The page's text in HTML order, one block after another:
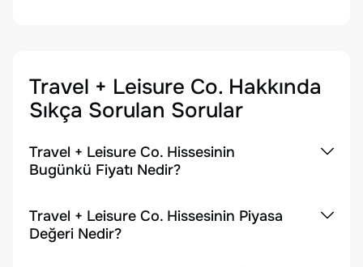
Travel + Leisure Co. Hakkında
Sıkça Sorulan Sorular
Travel + Leisure Co. Hissesinin
Bugünkü Fiyatı Nedir?
Travel + Leisure Co. Hissesinin Piyasa
Değeri Nedir?